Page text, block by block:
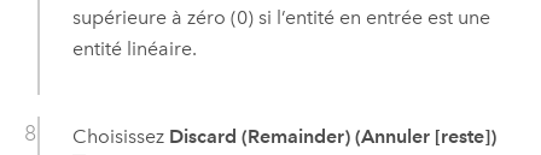
supérieure à zéro (0) si l’entité en entrée est une
entité linéaire.
Choisissez Discard (Remainder) (Annuler [reste])